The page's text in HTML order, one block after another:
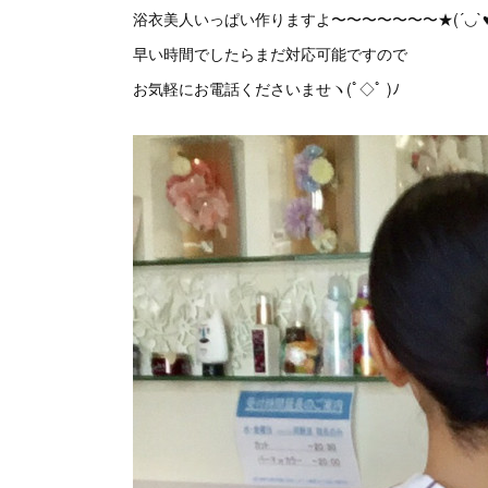
浴衣美人いっぱい作りますよ〜〜〜〜〜〜〜
早い時間でしたらまだ対応可能ですので
お気軽にお電話くださいませヽ(ﾟ◇ﾟ )ﾉ